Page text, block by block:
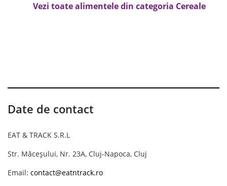
Vezi toate alimentele din categoria Cereale
Date de contact
EAT & TRACK S.R.L
Str. Măceșului, Nr. 23A, Cluj-Napoca, Cluj
Email: contact@eatntrack.ro